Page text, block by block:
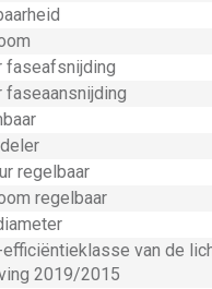
faseafsnijding
faseaansnijding
regelbaar
regelbaar
efficiëntieklasse van de
2019/2015